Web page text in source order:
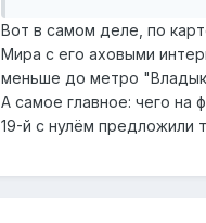
Вот в самом деле, по
Мира с его аховыми
меньше до метро
А самое главное: чего
19-й с нулём предложили